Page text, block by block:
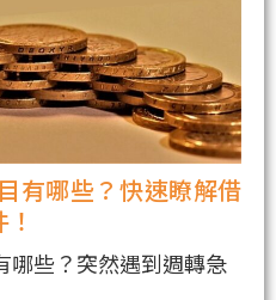
有哪些？快速瞭解借
哪些？突然遇到週轉急